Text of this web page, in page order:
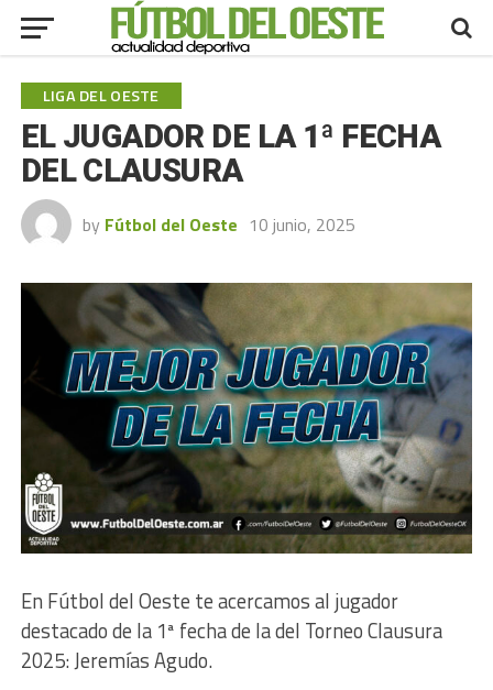
LIGA DEL OESTE
EL JUGADOR DE LA 1ª FECHA
DEL CLAUSURA
by Fútbol del Oeste 10 junio, 2025
En Fútbol del Oeste te acercamos al jugador
destacado de la 1ª fecha de la del Torneo Clausura
2025: Jeremías Agudo.